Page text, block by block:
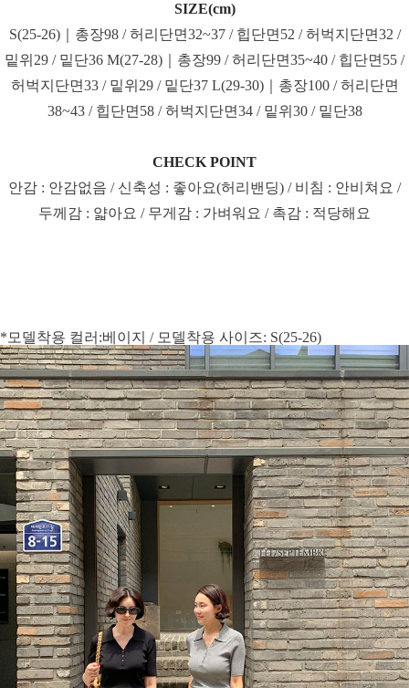
SIZE(cm)
S(25-26)｜총장98 / 허리단면32~37 / 힙단면52 / 허벅지단면32 /
밑위29 / 밑단36 M(27-28)｜총장99 / 허리단면35~40 / 힙단면55 /
허벅지단면33 / 밑위29 / 밑단37 L(29-30)｜총장100 / 허리단면
38~43 / 힙단면58 / 허벅지단면34 / 밑위30 / 밑단38
CHECK POINT
안감 : 안감없음 / 신축성 : 좋아요(허리밴딩) / 비침 : 안비쳐요 /
두께감 : 얇아요 / 무게감 : 가벼워요 / 촉감 : 적당해요
*모델착용 컬러:베이지 / 모델착용 사이즈: S(25-26)